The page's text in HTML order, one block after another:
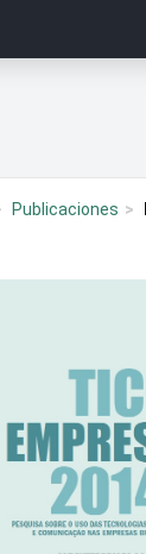
Publicaciones